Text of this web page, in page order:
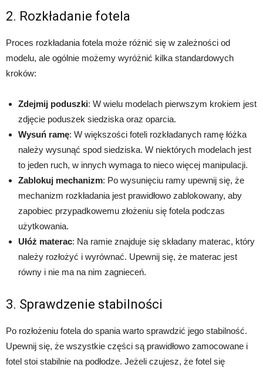
2. Rozkładanie fotela
Proces rozkładania fotela może różnić się w zależności od
modelu, ale ogólnie możemy wyróżnić kilka standardowych
kroków:
Zdejmij poduszki: W wielu modelach pierwszym krokiem jest
zdjęcie poduszek siedziska oraz oparcia.
Wysuń ramę: W większości foteli rozkładanych ramę łóżka
należy wysunąć spod siedziska. W niektórych modelach jest
to jeden ruch, w innych wymaga to nieco więcej manipulacji.
Zablokuj mechanizm: Po wysunięciu ramy upewnij się, że
mechanizm rozkładania jest prawidłowo zablokowany, aby
zapobiec przypadkowemu złożeniu się fotela podczas
użytkowania.
Ułóż materac: Na ramie znajduje się składany materac, który
należy rozłożyć i wyrównać. Upewnij się, że materac jest
równy i nie ma na nim zagnieceń.
3. Sprawdzenie stabilności
Po rozłożeniu fotela do spania warto sprawdzić jego stabilność.
Upewnij się, że wszystkie części są prawidłowo zamocowane i
fotel stoi stabilnie na podłodze. Jeżeli czujesz, że fotel się